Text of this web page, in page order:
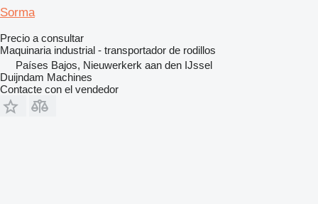
Sorma
Precio a consultar
Maquinaria industrial - transportador de rodillos
Países Bajos, Nieuwerkerk aan den IJssel
Duijndam Machines
Contacte con el vendedor